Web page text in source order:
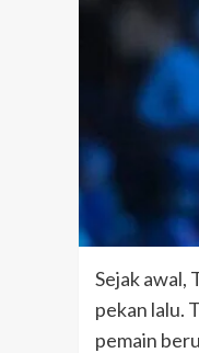
Sejak awal,
pekan lalu.
pemain